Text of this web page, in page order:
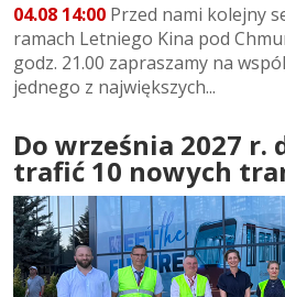
04.08 14:00 Przed nami kolejny
ramach Letniego Kina pod
godz. 21.00 zapraszamy na
jednego z największych...
Do września 2027 r.
trafić 10 nowych